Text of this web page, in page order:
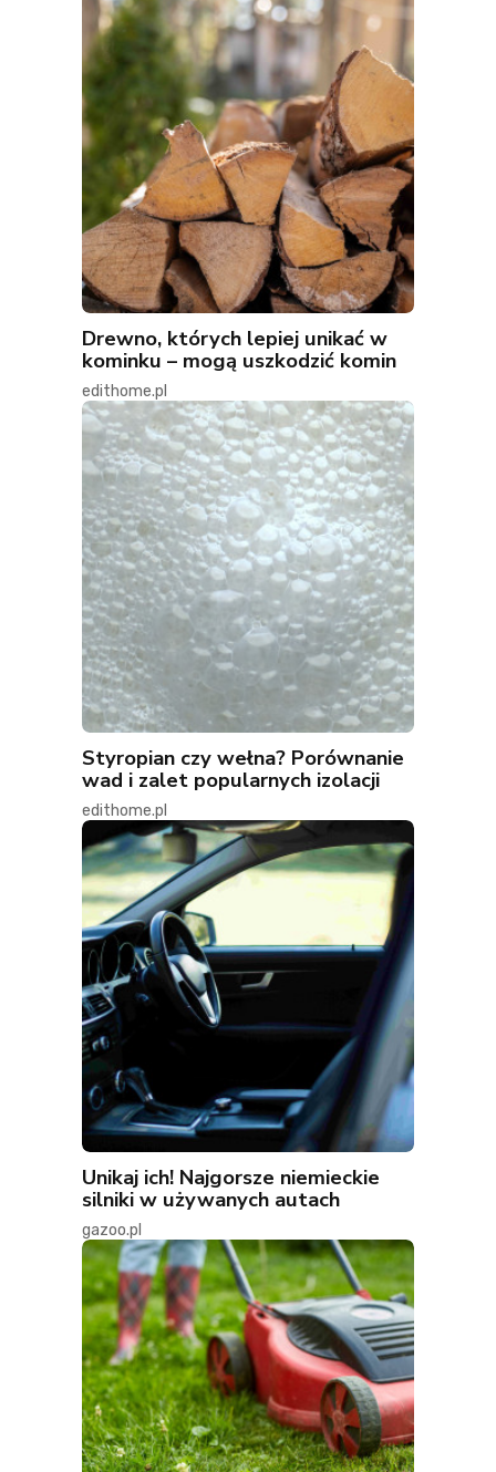
Drewno, których lepiej unikać w
kominku – mogą uszkodzić komin
edithome.pl
Styropian czy wełna? Porównanie
wad i zalet popularnych izolacji
edithome.pl
Unikaj ich! Najgorsze niemieckie
silniki w używanych autach
gazoo.pl